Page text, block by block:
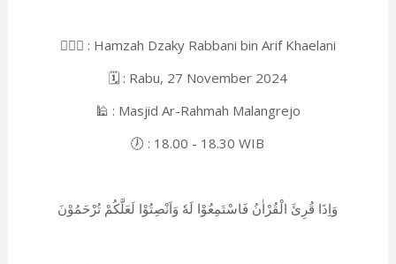
👳🏻‍♀️ : Hamzah Dzaky Rabbani bin Arif Khaelani
🗓️ : Rabu, 27 November 2024
🕌 : Masjid Ar-Rahmah Malangrejo
🕖 : 18.00 - 18.30 WIB
وَاِذَا قُرِئَ الْقُرْاٰنُ فَاسْتَمِعُوْا لَهٗ وَاَنْصِتُوْا لَعَلَّكُمْ تُرْحَمُوْنَ